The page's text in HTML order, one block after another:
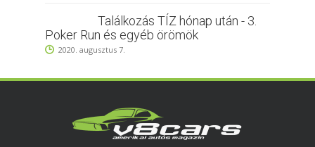
Találkozás TÍZ hónap után - 3.
Poker Run és egyéb örömök
2020. augusztus 7.